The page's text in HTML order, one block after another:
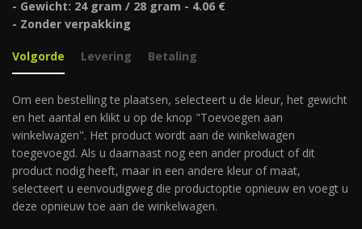
- Gewicht: 24 gram / 28 gram - 4.06 €
- Zonder verpakking
Volgorde Levering Betaling
Om een bestelling te plaatsen, selecteert u de kleur, het gewicht
en het aantal en klikt u op de knop "Toevoegen aan
winkelwagen". Het product wordt aan de winkelwagen
toegevoegd. Als u daarnaast nog een ander product of dit
product nodig heeft, maar in een andere kleur of maat,
selecteert u eenvoudigweg die productoptie opnieuw en voegt u
deze opnieuw toe aan de winkelwagen.